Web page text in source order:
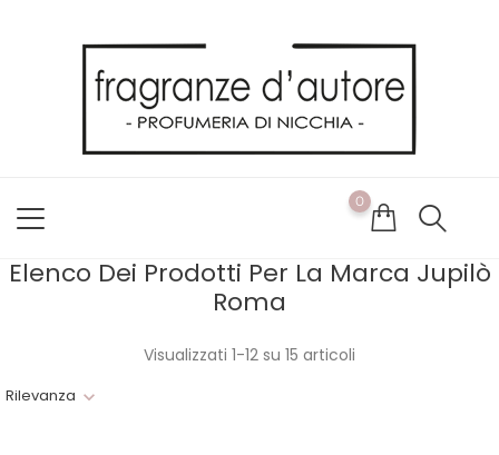
Utilizziamo i cookie per offrirti la migliore esperienza possibile
sul nostro sito web. Cliccando su OK, acconsenti alla nostra
politica sui cookie. Se desideri modificare le tue preferenze sui
cookie, puoi farlo
0
Elenco Dei Prodotti Per La Marca Jupilò
Roma
Rilevanza
Visualizzati 1-12 su 15 articoli